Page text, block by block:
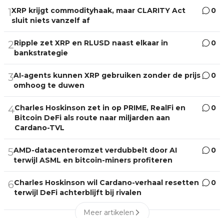
1XRP krijgt commodityhaak, maar CLARITY Act
sluit niets vanzelf af
0
2Ripple zet XRP en RLUSD naast elkaar in
bankstrategie
0
3AI-agents kunnen XRP gebruiken zonder de prijs
omhoog te duwen
0
4Charles Hoskinson zet in op PRIME, RealFi en
Bitcoin DeFi als route naar miljarden aan
Cardano-TVL
0
5AMD-datacenteromzet verdubbelt door AI
terwijl ASML en bitcoin-miners profiteren
0
6Charles Hoskinson wil Cardano-verhaal resetten
terwijl DeFi achterblijft bij rivalen
0
Meer artikelen